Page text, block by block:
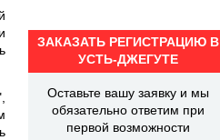
ЗАКАЗАТЬ РЕГИСТРАЦИЮ В
УСТЬ-ДЖЕГУТЕ
Оставьте вашу заявку и мы
обязательно ответим при
первой возможности